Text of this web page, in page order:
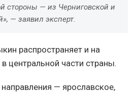
стороны — из Черниговской и
— заявил эксперт.
распространяет и на
центральной части страны.
— ярославское,